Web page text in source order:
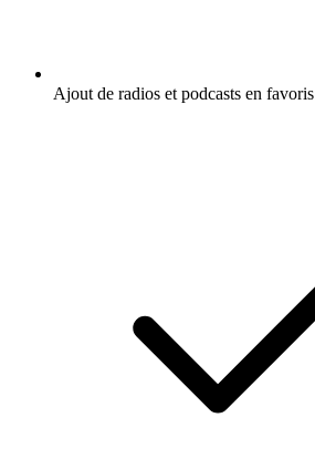
Ajout de radios et podcasts en favoris